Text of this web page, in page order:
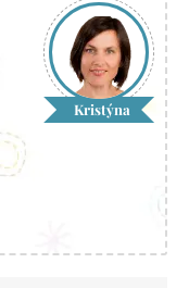
Kristýna